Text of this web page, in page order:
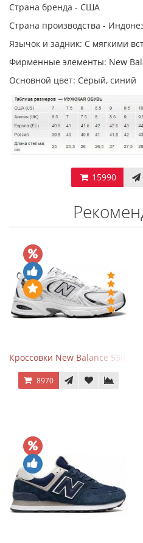
Страна бренда - США
Страна производства -
Язычок и задник: С мягкими
Фирменные элементы: New
Основной цвет: Серый, синий
15990
Кроссовки New Balance 530
8970